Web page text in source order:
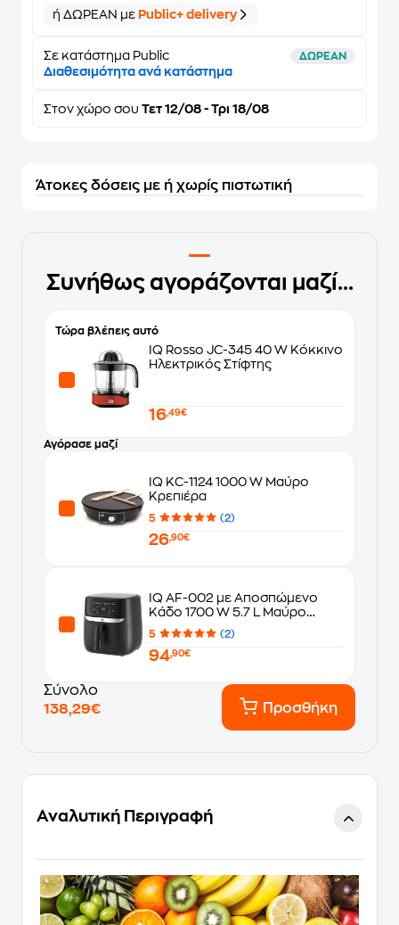
ή ΔΩΡΕΑΝ με Public+ delivery
Σε κατάστημα Public ΔΩΡΕΑΝ
Διαθεσιμότητα ανά κατάστημα
Στον χώρο σου Τετ 12/08 - Τρι 18/08
Άτοκες δόσεις με ή χωρίς πιστωτική
Συνήθως αγοράζονται μαζί...
Τώρα βλέπεις αυτό
IQ Rosso JC-345 40 W Κόκκινο
Ηλεκτρικός Στίφτης
16,49€
Αγόρασε μαζί
IQ KC-1124 1000 W Μαύρο
Κρεπιέρα
5 (2)
26,90€
IQ AF-002 με Αποσπώμενο
Κάδο 1700 W 5.7 L Μαύρο
Φριτέζα Αέρος
5 (2)
94,90€
Σύνολο
138,29€
Προσθήκη
Αναλυτική Περιγραφή